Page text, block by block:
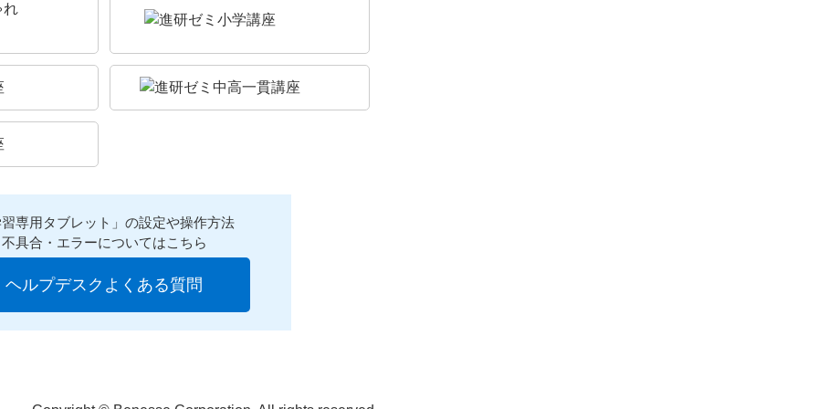
専用タブレット」の設定や操作方法
不具合・エラーについてはこちら
ヘルプデスクよくある質問